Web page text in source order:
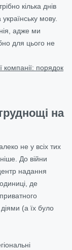
кілька днів
мову.
адже ми
для цього не
компанії: порядок
на
не у всіх тих
До війни
надання
де
(а їх було